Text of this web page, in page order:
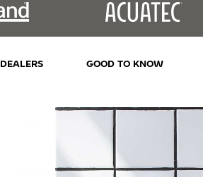
DEALERS GOOD TO KNOW